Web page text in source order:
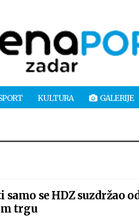
KULTURA GALERIJE
samo se HDZ suzdržao
trgu